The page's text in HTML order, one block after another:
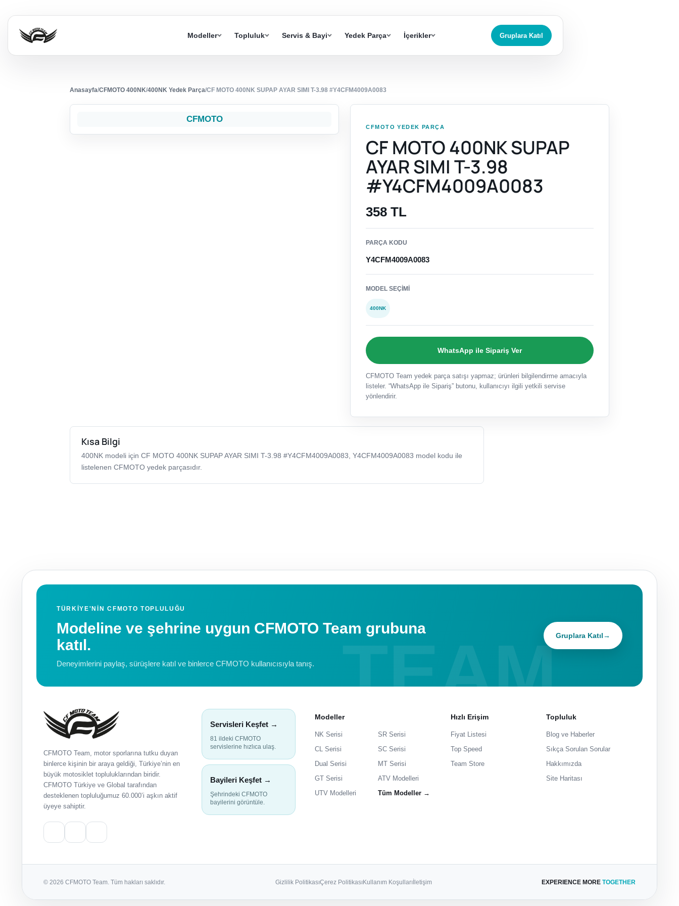
Modeller Topluluk Servis & Bayi Yedek Parça İçerikler Gruplara Katıl
Anasayfa/CFMOTO 400NK/400NK Yedek Parça/CF MOTO 400NK SUPAP AYAR SIMI T-3.98 #Y4CFM4009A0083
CFMOTO
CFMOTO YEDEK PARÇA
CF MOTO 400NK SUPAP
AYAR SIMI T-3.98
#Y4CFM4009A0083
358 TL
PARÇA KODU
Y4CFM4009A0083
MODEL SEÇIMI
400NK
WhatsApp ile Sipariş Ver
CFMOTO Team yedek parça satışı yapmaz; ürünleri bilgilendirme amacıyla
listeler. “WhatsApp ile Sipariş” butonu, kullanıcıyı ilgili yetkili servise
yönlendirir.
Kısa Bilgi
400NK modeli için CF MOTO 400NK SUPAP AYAR SIMI T-3.98 #Y4CFM4009A0083, Y4CFM4009A0083 model kodu ile
listelenen CFMOTO yedek parçasıdır.
TÜRKIYE'NIN CFMOTO TOPLULUĞU
Modeline ve şehrine uygun CFMOTO Team grubuna
katıl.
Deneyimlerini paylaş, sürüşlere katıl ve binlerce CFMOTO kullanıcısıyla tanış.
Gruplara Katıl→
CFMOTO Team, motor sporlarına tutku duyan
binlerce kişinin bir araya geldiği, Türkiye’nin en
büyük motosiklet topluluklarından biridir.
CFMOTO Türkiye ve Global tarafından
desteklenen topluluğumuz 60.000’i aşkın aktif
üyeye sahiptir.
Servisleri Keşfet →
81 ildeki CFMOTO
servislerine hızlıca ulaş.
Bayileri Keşfet →
Şehrindeki CFMOTO
bayilerini görüntüle.
Modeller
NK Serisi
SR Serisi
CL Serisi
SC Serisi
Dual Serisi
MT Serisi
GT Serisi
ATV Modelleri
UTV Modelleri
Tüm Modeller →
Hızlı Erişim
Fiyat Listesi
Top Speed
Team Store
Topluluk
Blog ve Haberler
Sıkça Sorulan Sorular
Hakkımızda
Site Haritası
© 2026 CFMOTO Team. Tüm hakları saklıdır. Gizlilik PolitikasıÇerez PolitikasıKullanım Koşullarıİletişim EXPERIENCE MORE TOGETHER